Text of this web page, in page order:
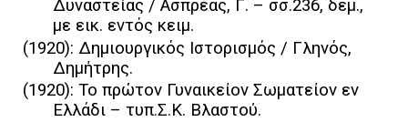
Δυναστείας / Ασπρέας, Γ. – σσ.236, δεμ.,
με εικ. εντός κειμ.
(1920): Δημιουργικός Ιστορισμός / Γληνός,
Δημήτρης.
(1920): Το πρώτον Γυναικείον Σωματείον εν
Ελλάδι – τυπ.Σ.Κ. Βλαστού.